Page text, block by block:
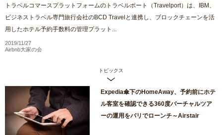
トラベルコマースプラットフォームのトラベルポート（Travelport）は、IBM、
ビジネストラベル専門旅行会社のBCD Travelと連携し、ブロックチェーンを活
用したホテル予約手数料の管理プラット...
2019/11/27
Airbnb大家の会
トピックス
Expedia傘下のHomeAway、予約前にホテ
ル客室を確認できる360度バーチャルツア
ーの運用をバリでローンチ～Airstair